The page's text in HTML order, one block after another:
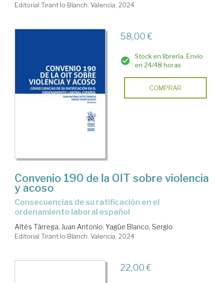
Editorial Tirant lo Blanch. Valencia, 2024
58,00 €
Stock en librería. Envío
en 24/48 horas
COMPRAR
Convenio 190 de la OIT sobre violencia
y acoso
Consecuencias de su ratificación en el
ordenamiento laboral español
Altés Tárrega, Juan Antonio; Yagüe Blanco, Sergio
Editorial Tirant lo Blanch. Valencia, 2024
22,00 €